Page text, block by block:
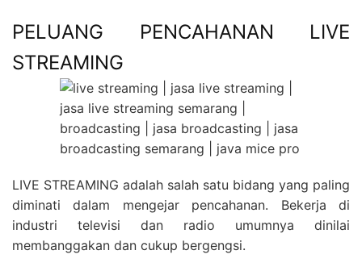
PELUANG PENCAHANAN LIVE
STREAMING
LIVE STREAMING adalah salah satu bidang yang paling
diminati dalam mengejar pencahanan. Bekerja di
industri televisi dan radio umumnya dinilai
membanggakan dan cukup bergengsi.